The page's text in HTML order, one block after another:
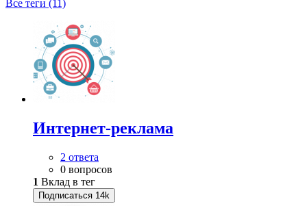
Все теги (11)
Интернет-реклама
2 ответа
0 вопросов
1 Вклад в тег
Подписаться 14k